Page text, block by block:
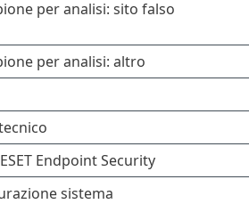
per analisi: sito falso
per analisi: altro
Endpoint Security
sistema